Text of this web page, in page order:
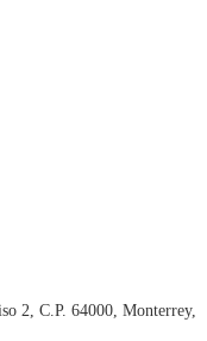
2, C.P. 64000, Monterrey,